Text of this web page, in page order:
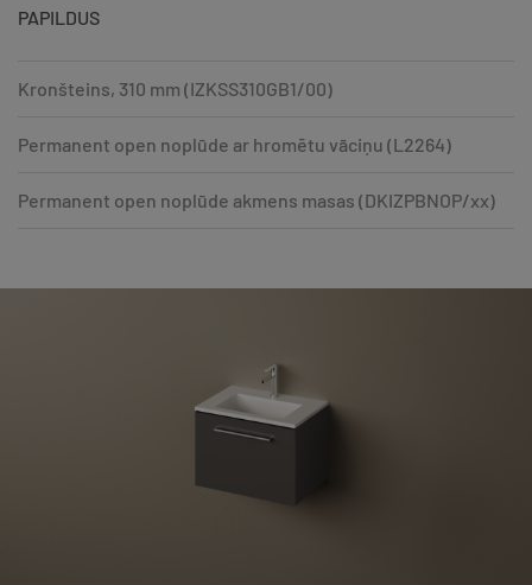
PAPILDUS
Kronšteins, 310 mm (IZKSS310GB1/00)
Permanent open noplūde ar hromētu vāciņu (L2264)
Permanent open noplūde akmens masas (DKIZPBNOP/xx)